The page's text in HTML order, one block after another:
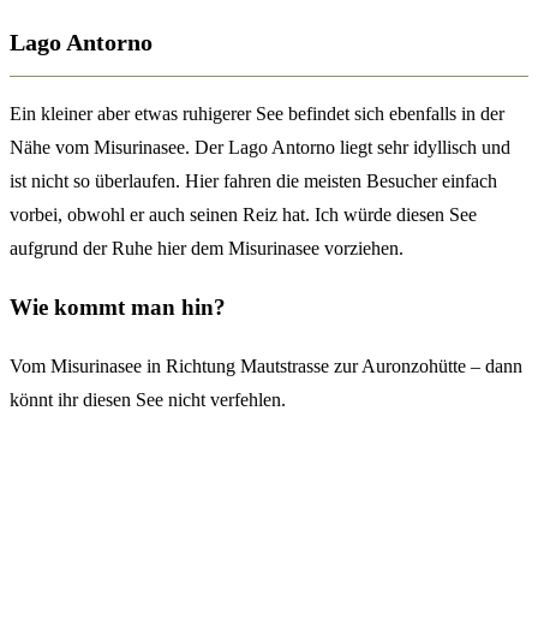
Lago Antorno
Ein kleiner aber etwas ruhigerer See befindet sich ebenfalls in der
Nähe vom Misurinasee. Der Lago Antorno liegt sehr idyllisch und
ist nicht so überlaufen. Hier fahren die meisten Besucher einfach
vorbei, obwohl er auch seinen Reiz hat. Ich würde diesen See
aufgrund der Ruhe hier dem Misurinasee vorziehen.
Wie kommt man hin?
Vom Misurinasee in Richtung Mautstrasse zur Auronzohütte – dann
könnt ihr diesen See nicht verfehlen.